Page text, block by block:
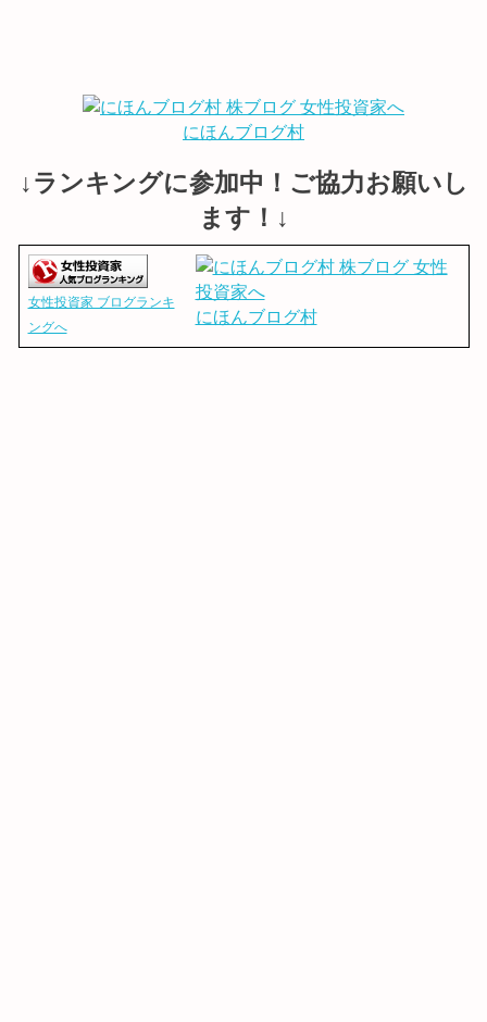
にほんブログ村
↓ランキングに参加中！ご協力お願いし
ます！↓
女性投資家 ブログランキ
ングへ
にほんブログ村